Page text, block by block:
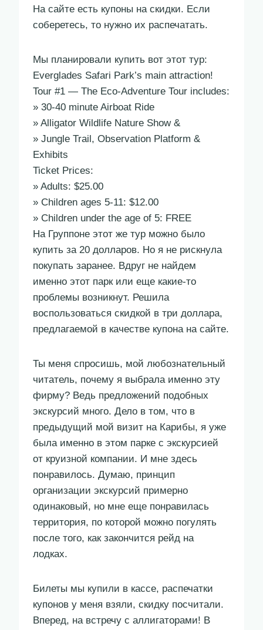
На сайте есть купоны на скидки. Если
соберетесь, то нужно их распечатать.
Мы планировали купить вот этот тур:
Everglades Safari Park’s main attraction!
Tour #1 — The Eco-Adventure Tour includes:
» 30-40 minute Airboat Ride
» Alligator Wildlife Nature Show &
» Jungle Trail, Observation Platform &
Exhibits
Ticket Prices:
» Adults: $25.00
» Children ages 5-11: $12.00
» Children under the age of 5: FREE
На Группоне этот же тур можно было
купить за 20 долларов. Но я не рискнула
покупать заранее. Вдруг не найдем
именно этот парк или еще какие-то
проблемы возникнут. Решила
воспользоваться скидкой в три доллара,
предлагаемой в качестве купона на сайте.
Ты меня спросишь, мой любознательный
читатель, почему я выбрала именно эту
фирму? Ведь предложений подобных
экскурсий много. Дело в том, что в
предыдущий мой визит на Карибы, я уже
была именно в этом парке с экскурсией
от круизной компании. И мне здесь
понравилось. Думаю, принцип
организации экскурсий примерно
одинаковый, но мне еще понравилась
территория, по которой можно погулять
после того, как закончится рейд на
лодках.
Билеты мы купили в кассе, распечатки
купонов у меня взяли, скидку посчитали.
Вперед, на встречу с аллигаторами! В